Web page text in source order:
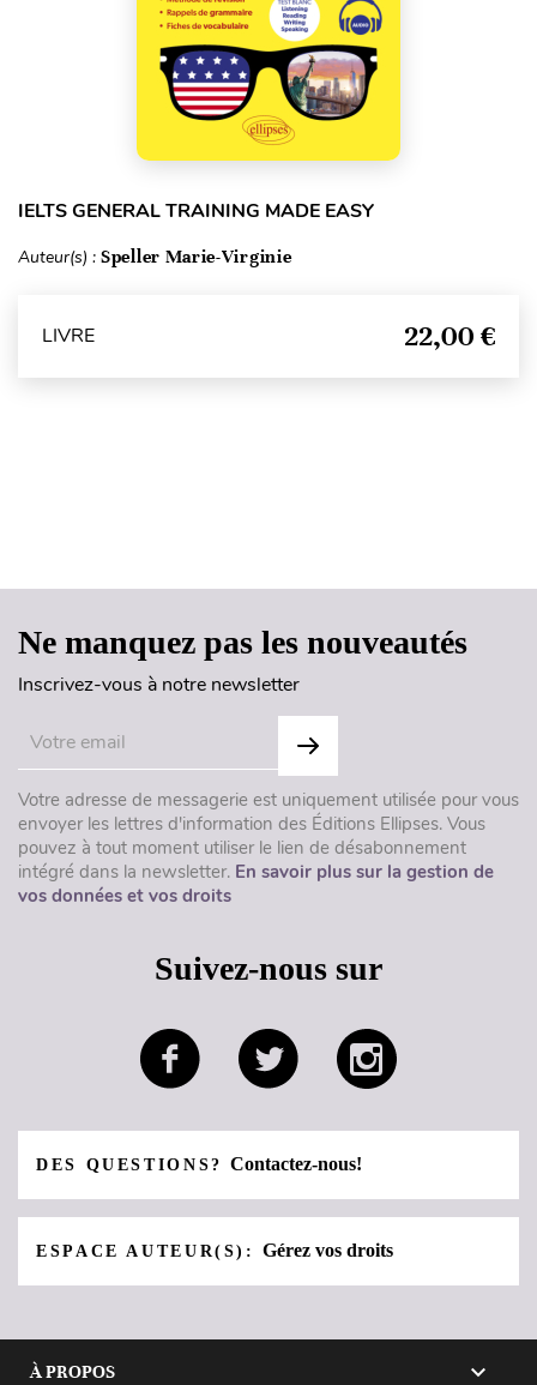
IELTS GENERAL TRAINING MADE EASY
Auteur(s) : Speller Marie-Virginie
LIVRE 22,00 €
Ne manquez pas les nouveautés
Inscrivez-vous à notre newsletter
Votre adresse de messagerie est uniquement utilisée pour vous
envoyer les lettres d'information des Éditions Ellipses. Vous
pouvez à tout moment utiliser le lien de désabonnement
intégré dans la newsletter. En savoir plus sur la gestion de
vos données et vos droits
Suivez-nous sur
DES QUESTIONS?Contactez-nous!
ESPACE AUTEUR(S):Gérez vos droits
À PROPOS 